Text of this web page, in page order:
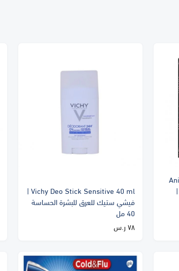
And Energizing Men 200 ml |
Vichy Deo Stick Sensitive 40 ml |
فيشي ستيك للعرق للبشرة الحساسة
40 مل
٧٨ ر.س